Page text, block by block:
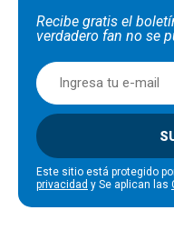
Recibe gratis el
verdadero fan no se
Este sitio está protegido
privacidad y Se aplican las